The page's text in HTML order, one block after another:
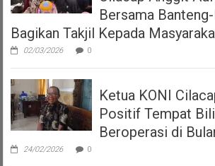
Bersama
Bagikan Takjil Kepada
02/03/2026 0
Ketua KONI
Positif Tempat
Beroperasi di
24/02/2026 0